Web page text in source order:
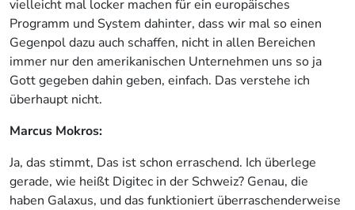
vielleicht mal locker machen für ein europäisches
Programm und System dahinter, dass wir mal so einen
Gegenpol dazu auch schaffen, nicht in allen Bereichen
immer nur den amerikanischen Unternehmen uns so ja
Gott gegeben dahin geben, einfach. Das verstehe ich
überhaupt nicht.
Marcus Mokros:
Ja, das stimmt, Das ist schon erraschend. Ich überlege
gerade, wie heißt Digitec in der Schweiz? Genau, die
haben Galaxus, und das funktioniert überraschenderweise